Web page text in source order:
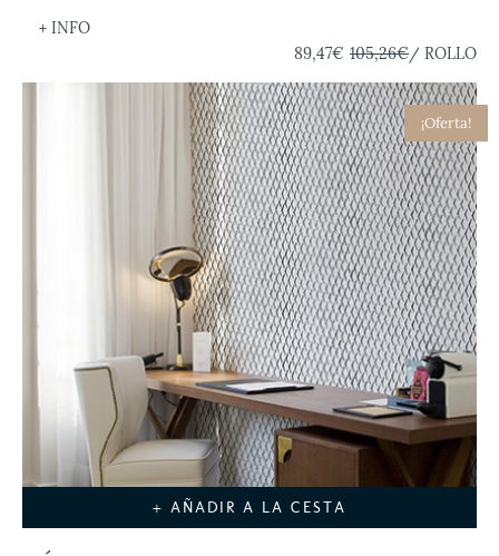
+ INFO
89,47€ 105,26€/ ROLLO
¡Oferta!
+ AÑADIR A LA CESTA